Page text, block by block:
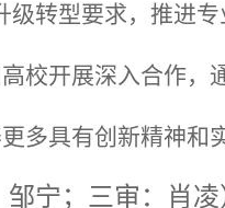
级转型要求，推进
校开展深入合作，
多具有创新精神和
邹宁；三审：肖凌